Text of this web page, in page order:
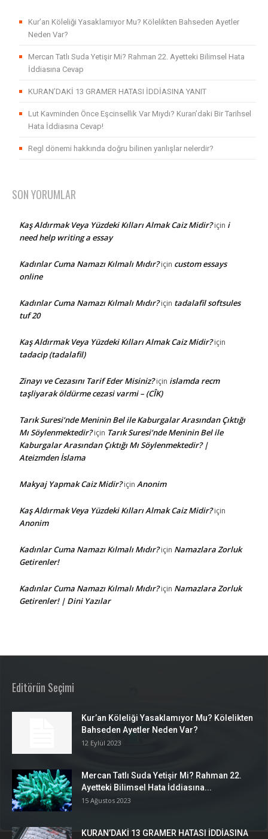
Kur’an Köleliği Yasaklamıyor Mu? Kölelikten Bahseden Ayetler
Neden Var?
Mercan Tatlı Suda Yetişir Mi? Rahman 22. Ayetteki Bilimsel Hata
İddiasına Cevap
KURAN’DAKİ 13 GRAMER HATASI İDDİASINA YANIT
Lut Kavminden Önce Eşcinsellik Var Mıydı? Kuran’daki Bir Tarihsel
Hata İddiasına Cevap!
Regl dönemi hakkında doğru bilinen yanlışlar nelerdir?
SON YORUMLAR
Kaş Aldırmak Veya Yüzdeki Kılları Almak Caiz Midir?için i
need help writing a essay
Kadınlar Cuma Namazı Kılmalı Mıdır?için custom essays
online
Kadınlar Cuma Namazı Kılmalı Mıdır?için tadalafil softsules
tuf 20
Kaş Aldırmak Veya Yüzdeki Kılları Almak Caiz Midir?için
tadacip (tadalafil)
Zinayı ve Cezasını Tarif Eder Misiniz?için islamda recm
taşliyarak öldürme cezasi varmi – (CÎK)
Tarık Suresi’nde Meninin Bel ile Kaburgalar Arasından Çıktığı
Mı Söylenmektedir?için Tarık Suresi’nde Meninin Bel ile
Kaburgalar Arasından Çıktığı Mı Söylenmektedir? |
Ateizmden İslama
Makyaj Yapmak Caiz Midir?için Anonim
Kaş Aldırmak Veya Yüzdeki Kılları Almak Caiz Midir?için
Anonim
Kadınlar Cuma Namazı Kılmalı Mıdır?için Namazlara Zorluk
Getirenler!
Kadınlar Cuma Namazı Kılmalı Mıdır?için Namazlara Zorluk
Getirenler! | Dini Yazılar
Editörün Seçimi
Kur’an Köleliği Yasaklamıyor Mu? Kölelikten
Bahseden Ayetler Neden Var?
12 Eylül 2023
Mercan Tatlı Suda Yetişir Mi? Rahman 22.
Ayetteki Bilimsel Hata İddiasına...
15 Ağustos 2023
KURAN’DAKİ 13 GRAMER HATASI İDDİASINA